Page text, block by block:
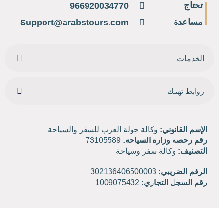
تحتاج
مساعدة
966920034770
Support@arabstours.com
الخدمات
روابط تهمك
الإسم القانوني: وكالة جولة العرب للسفر والسياحة
رقم رخصة وزارة السياحة:
التصنيف: وكالة سفر وسياحة
الرقم الضريبي:
رقم السجل التجاري: